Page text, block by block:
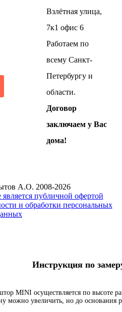
Взлётная улица,
7к1 офис 6
Работаем по
всему Санкт-
Петербургу и
области.
Договор
заключаем у Вас
дома!
А.О. 2008-2026
публичной офертой
и обработки персональных
Инструкция по
MINI осуществляется по высоте
можно увеличить, но до основания